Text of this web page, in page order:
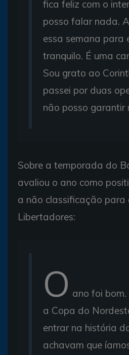
fica feliz com o
posso falar nada.
essa semana para
tranquilo. É uma
Sou grato ao
passei por duas
não posso garantir
Sobre a temporada do
avaliou o ano como
a não classificação para
Libertadores:
O ano foi
a Copa do
entrar na história
achavam que